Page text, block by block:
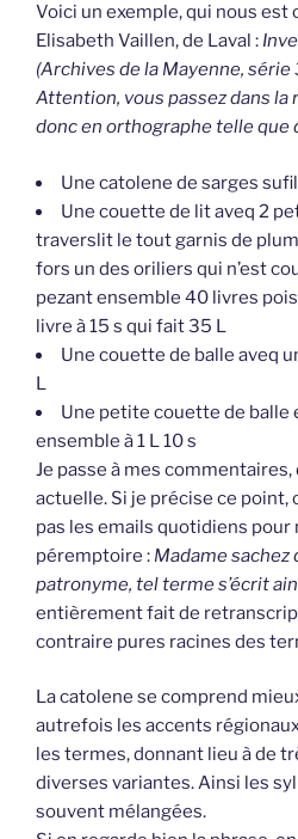
Voici un exemple, qui nous est
Elisabeth Vaillen, de Laval :
(Archives de la Mayenne, série
Attention, vous passez dans la
donc en orthographe telle que
Une catolene de sarges
Une couette de lit aveq 2
traverslit le tout garnis de
fors un des oriliers qui n’est
pezant ensemble 40 livres
livre à 15 s qui fait 35 L
Une couette de balle aveq
L
Une petite couette de balle
ensemble à 1 L 10 s
Je passe à mes
actuelle. Si je précise ce point,
pas les emails quotidiens pour
péremptoire : Madame sachez
patronyme, tel terme s’écrit
entièrement fait de
contraire pures racines des
La catolene se comprend
autrefois les accents
les termes, donnant lieu à de
diverses variantes. Ainsi les
souvent mélangées.